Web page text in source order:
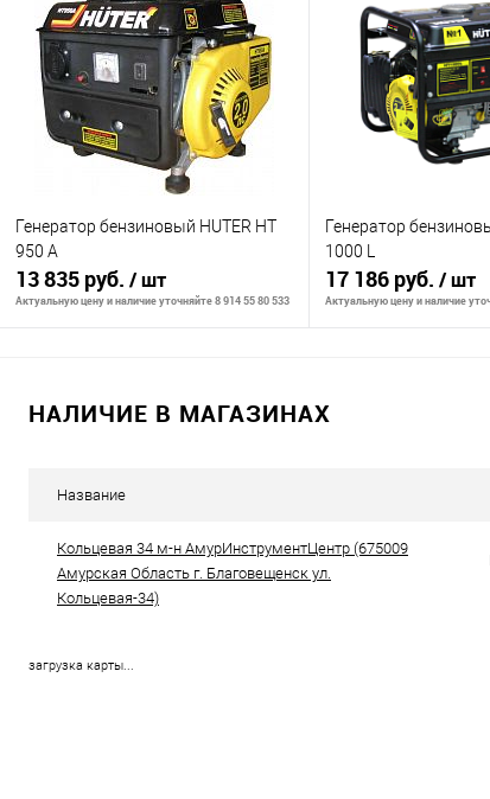
К сравнению
В избранное
В наличии
К сравнению
В избранное
Генератор бензиновый HUTER HT
950 A
13 835 руб. / шт
Актуальную цену и наличие уточняйте 8 914 55 80 533
В избранное
Генератор
1000 L
17 186 руб. / шт
Актуальную цену и наличие
НАЛИЧИЕ В МАГАЗИНАХ
Название
Кольцевая 34 м-н АмурИнструментЦентр (675009
Амурская Область г. Благовещенск ул.
Кольцевая-34)
загрузка карты...